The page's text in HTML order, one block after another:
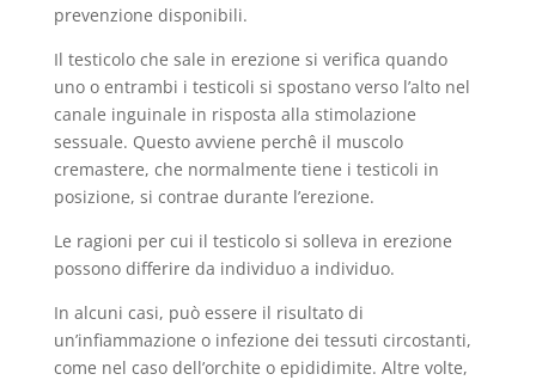
prevenzione disponibili.
Il testicolo che sale in erezione si verifica quando
uno o entrambi i testicoli si spostano verso l’alto nel
canale inguinale in risposta alla stimolazione
sessuale. Questo avviene perchê il muscolo
cremastere, che normalmente tiene i testicoli in
posizione, si contrae durante l’erezione.
Le ragioni per cui il testicolo si solleva in erezione
possono differire da individuo a individuo.
In alcuni casi, può essere il risultato di
un’infiammazione o infezione dei tessuti circostanti,
come nel caso dell’orchite o epididimite. Altre volte,